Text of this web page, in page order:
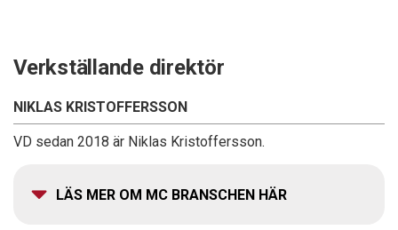
Verkställande direktör
NIKLAS KRISTOFFERSSON
VD sedan 2018 är Niklas Kristoffersson.
LÄS MER OM MC BRANSCHEN HÄR